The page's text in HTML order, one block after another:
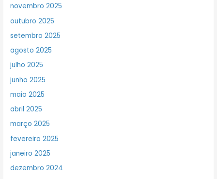
novembro 2025
outubro 2025
setembro 2025
agosto 2025
julho 2025
junho 2025
maio 2025
abril 2025
março 2025
fevereiro 2025
janeiro 2025
dezembro 2024